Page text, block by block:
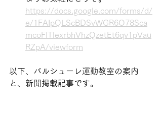
https://docs.google.com/forms/d/
e/1FAIpQLScBDSvWGR6O78Sca
mcoFITlexrbhVhzQzetEt6qv1pVau
RZpA/viewform
以下、バルシューレ運動教室の案内
と、新聞掲載記事です。